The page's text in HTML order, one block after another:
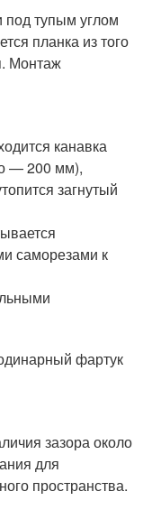
тупым углом
планка из того
Монтаж
канавка
— 200 мм),
загнутый
саморезами к
фартук
зазора около
для
пространства.